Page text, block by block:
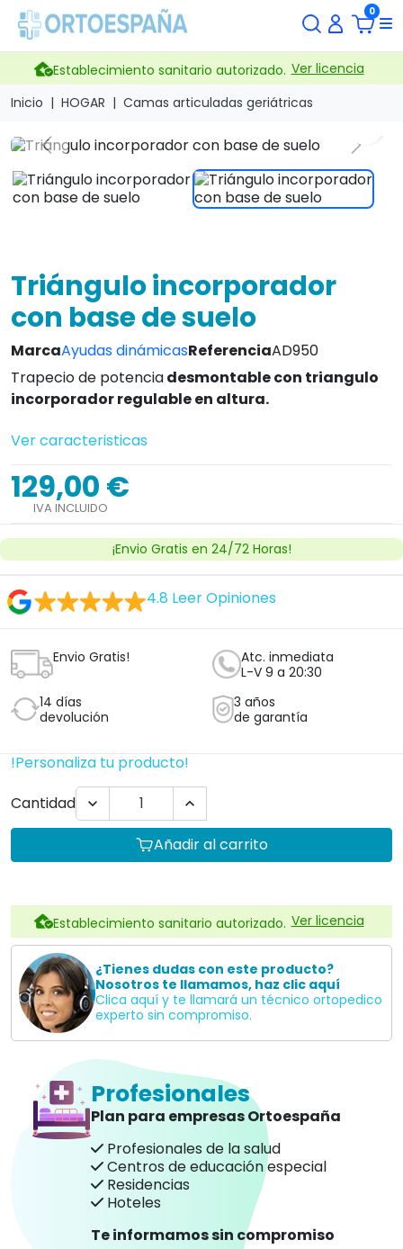
0
Establecimiento sanitario autorizado. Ver licencia
Inicio
HOGAR Camas articuladas geriátricas
Previous Next
Triángulo incorporador
con base de suelo
MarcaAyudas dinámicasReferenciaAD950
Trapecio de potenciadesmontable con triangulo
incorporador regulable en altura.
Ver caracteristicas
129,00 €
IVA INCLUIDO
¡Envio Gratis en 24/72 Horas!
4.8 Leer Opiniones
Envio Gratis!
Atc. inmediata
L-V 9 a 20:30
14 días
devolución
3 años
de garantía
!Personaliza tu producto!
Cantidad
 
Añadir al carrito
Establecimiento sanitario autorizado. Ver licencia
¿Tienes dudas con este producto?
Nosotros te llamamos, haz clic aquí
Clica aquí y te llamará un técnico ortopedico
experto sin compromiso.
Profesionales
Plan para empresas Ortoespaña
Profesionales de la salud
Centros de educación especial
Residencias
Hoteles
Te informamos sin compromiso